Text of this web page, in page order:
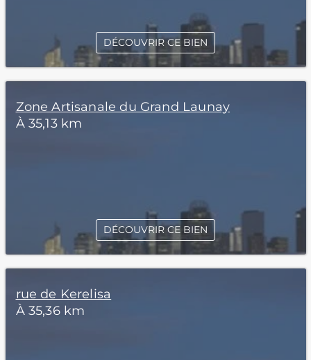
DÉCOUVRIR CE BIEN
Zone Artisanale du Grand Launay
À 35,13 km
DÉCOUVRIR CE BIEN
rue de Kerelisa
À 35,36 km